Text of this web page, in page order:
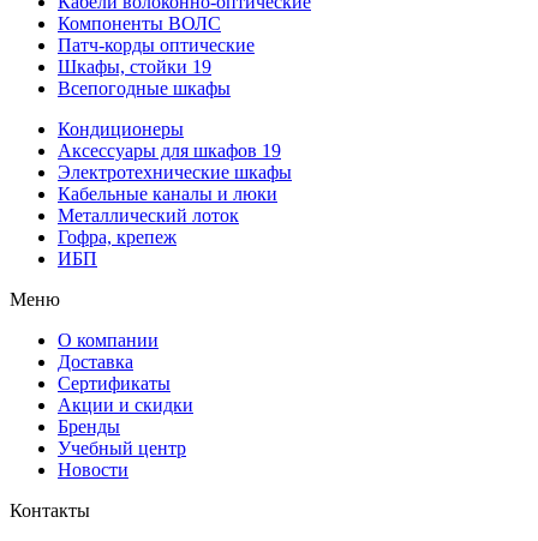
Компоненты ВОЛС
Патч-корды оптические
Шкафы, стойки 19
Всепогодные шкафы
Кондиционеры
Аксессуары для шкафов 19
Электротехнические шкафы
Кабельные каналы и люки
Металлический лоток
Гофра, крепеж
ИБП
Меню
О компании
Доставка
Сертификаты
Акции и скидки
Бренды
Учебный центр
Новости
Контакты